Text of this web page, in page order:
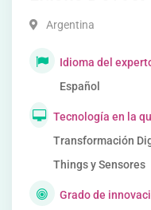
Argentina
Idioma del
Español
Tecnología en la
Transformación
Things y Sensores
Grado de